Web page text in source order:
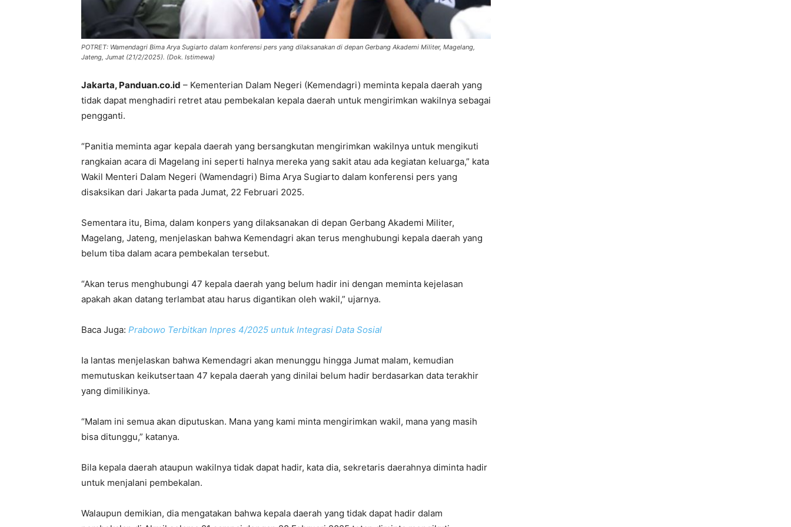
POTRET: Wamendagri Bima Arya Sugiarto dalam konferensi pers yang dilaksanakan di depan Gerbang Akademi Militer, Magelang,
Jateng, Jumat (21/2/2025). (Dok. Istimewa)
Jakarta, Panduan.co.id – Kementerian Dalam Negeri (Kemendagri) meminta kepala daerah yang
tidak dapat menghadiri retret atau pembekalan kepala daerah untuk mengirimkan wakilnya sebagai
pengganti.
“Panitia meminta agar kepala daerah yang bersangkutan mengirimkan wakilnya untuk mengikuti
rangkaian acara di Magelang ini seperti halnya mereka yang sakit atau ada kegiatan keluarga,” kata
Wakil Menteri Dalam Negeri (Wamendagri) Bima Arya Sugiarto dalam konferensi pers yang
disaksikan dari Jakarta pada Jumat, 22 Februari 2025.
Sementara itu, Bima, dalam konpers yang dilaksanakan di depan Gerbang Akademi Militer,
Magelang, Jateng, menjelaskan bahwa Kemendagri akan terus menghubungi kepala daerah yang
belum tiba dalam acara pembekalan tersebut.
“Akan terus menghubungi 47 kepala daerah yang belum hadir ini dengan meminta kejelasan
apakah akan datang terlambat atau harus digantikan oleh wakil,” ujarnya.
Baca Juga: Prabowo Terbitkan Inpres 4/2025 untuk Integrasi Data Sosial
Ia lantas menjelaskan bahwa Kemendagri akan menunggu hingga Jumat malam, kemudian
memutuskan keikutsertaan 47 kepala daerah yang dinilai belum hadir berdasarkan data terakhir
yang dimilikinya.
“Malam ini semua akan diputuskan. Mana yang kami minta mengirimkan wakil, mana yang masih
bisa ditunggu,” katanya.
Bila kepala daerah ataupun wakilnya tidak dapat hadir, kata dia, sekretaris daerahnya diminta hadir
untuk menjalani pembekalan.
Walaupun demikian, dia mengatakan bahwa kepala daerah yang tidak dapat hadir dalam